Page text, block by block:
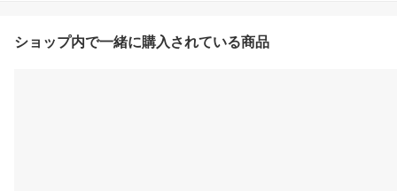
ショップ内で一緒に購入されている商品